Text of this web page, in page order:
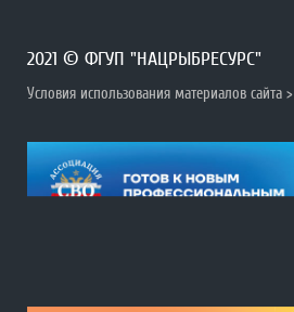
2021 © ФГУП "НАЦРЫБРЕСУРС"
Условия использования материалов сайта >